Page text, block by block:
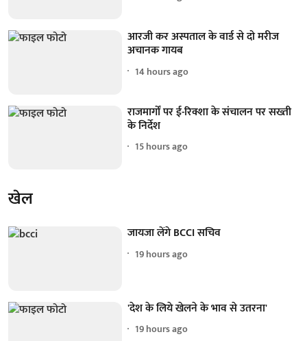
आरजी कर अस्पताल के वार्ड से दो मरीज
अचानक गायब
14 hours ago
राजमार्गों पर ई-रिक्शा के संचालन पर सख्ती
के निर्देश
15 hours ago
खेल
जायजा लेंगे BCCI सचिव
19 hours ago
'देश के लिये खेलने के भाव से उतरना'
19 hours ago